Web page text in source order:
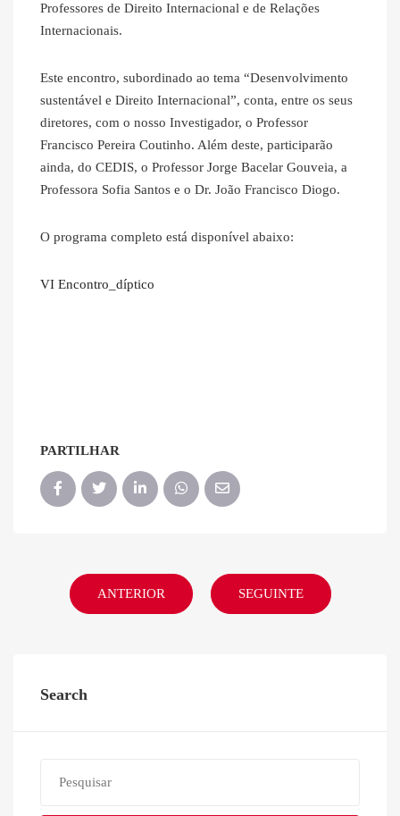
Professores de Direito Internacional e de Relações
Internacionais.
Este encontro, subordinado ao tema “Desenvolvimento
sustentável e Direito Internacional”, conta, entre os seus
diretores, com o nosso Investigador, o Professor
Francisco Pereira Coutinho. Além deste, participarão
ainda, do CEDIS, o Professor Jorge Bacelar Gouveia, a
Professora Sofia Santos e o Dr. João Francisco Diogo.
O programa completo está disponível abaixo:
VI Encontro_díptico
PARTILHAR
ANTERIOR SEGUINTE
Search